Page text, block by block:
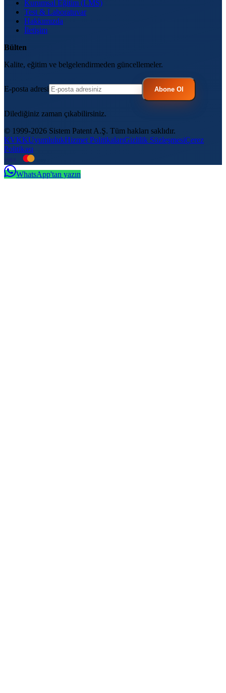
Kurumsal Eğitim (LMS)
Test & Laboratuvar
Hakkımızda
İletişim
Bülten
Kalite, eğitim ve belgelendirmeden güncellemeler.
E-posta adresi Abone Ol
Dilediğiniz zaman çıkabilirsiniz.
© 1999-2026 Sistem Patent A.Ş. Tüm hakları saklıdır.
KVKKUyumlulukHizmet PolitikalarıGizlilik SözleşmesiÇerez
Politikası
WhatsApp'tan yazın